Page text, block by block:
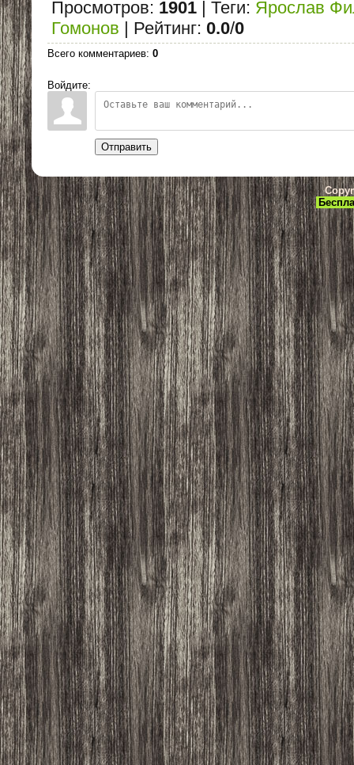
Просмотров: 1901 | Теги: Ярослав
Гомонов | Рейтинг: 0.0/0
Всего комментариев: 0
Войдите:
Отправить